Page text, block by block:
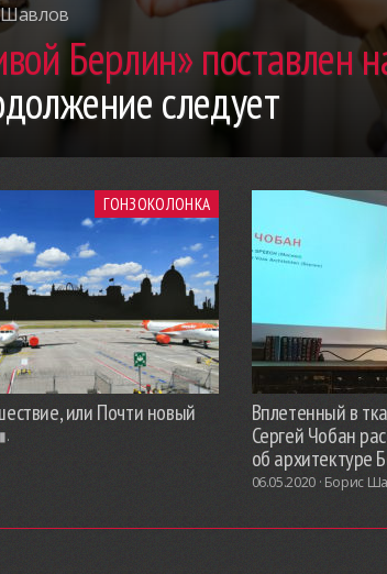
Берлин» поставлен
следует
ГОНЗОКОЛОНКА
или Почти новый
Вплетенный в
Сергей Чобан
об архитектуре
06.05.2020 · Борис